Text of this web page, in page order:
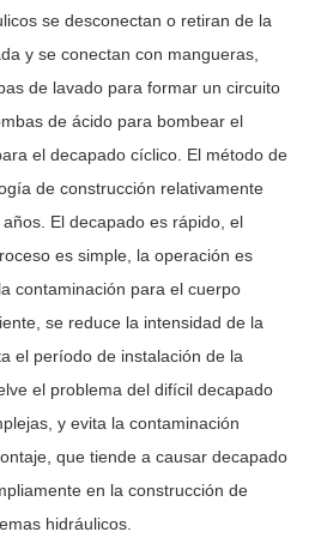
se desconectan o retiran de la
y se conectan con mangueras,
de lavado para formar un circuito
de ácido para bombear el
el decapado cíclico. El método de
de construcción relativamente
El decapado es rápido, el
es simple, la operación es
contaminación para el cuerpo
se reduce la intensidad de la
el período de instalación de la
el problema del difícil decapado
y evita la contaminación
que tiende a causar decapado
en la construcción de
hidráulicos.